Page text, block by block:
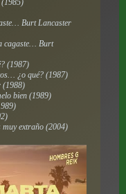
(1985)
Burt Lancaster
cagaste… Burt
(1987)
¿o qué? (1987)
(1988)
bien (1989)
muy extraño (2004)